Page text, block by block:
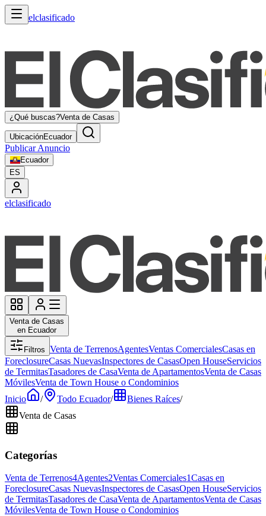
elclasificado
¿Qué buscas?Venta de Casas
UbicaciónEcuador
Publicar Anuncio
Ecuador
ES
elclasificado
Venta de Casas
en Ecuador
Filtros Venta de TerrenosAgentesVentas ComercialesCasas en
ForeclosureCasas NuevasInspectores de CasasOpen HouseServicios
de TermitasTasadores de CasaVenta de ApartamentosVenta de Casas
MóvilesVenta de Town House o Condominios
Inicio
/ Todo Ecuador/ Bienes Raíces/
Venta de Casas
Categorías
Venta de Terrenos4Agentes2Ventas Comerciales1Casas en
ForeclosureCasas NuevasInspectores de CasasOpen HouseServicios
de TermitasTasadores de CasaVenta de ApartamentosVenta de Casas
MóvilesVenta de Town House o Condominios